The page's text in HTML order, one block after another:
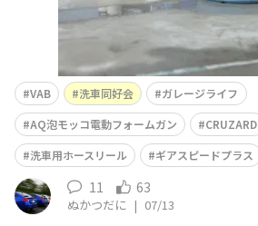
VAB 洗車同好会
ガレージライフ
AQ泡モッコ電動フォームガン
CRUZARD
洗車用ホースリール
ギアスピードプラス
11 63
ぬかつだに | 07/13